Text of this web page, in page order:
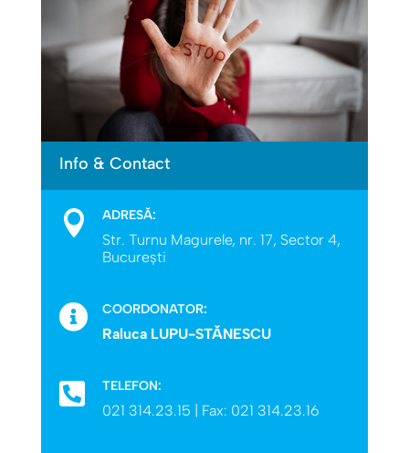
Info & Contact
 ADRESĂ:
Str. Turnu Magurele, nr. 17, Sector 4,
București
 COORDONATOR:
Raluca LUPU-STĂNESCU
 TELEFON:
021 314.23.15 | Fax: 021 314.23.16